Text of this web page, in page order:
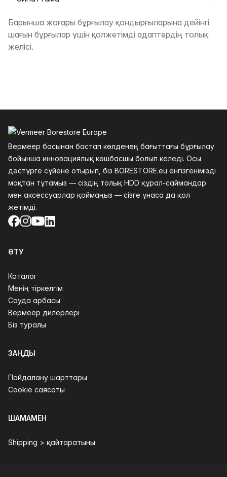
Сипаттама
Барынша жоғары бұрғылау қондырғыларына дейінгі
шағын бұрғылар үшін қолжетімді адаптердің толық
желісі.
Вермеер басынан бастап көлденең бағыттағы бұрғылау
бойынша инновациялық көшбасшы болып келеді. Осы
дәстүрге сүйене отырып, біз BORESTORE.eu енгізгенімізді
мақтан тұтамыз — сіздің толық HDD құрал-саймандар
мен аксессуарлар қоймаңыз — сізге ұнаса да қол
жетімді.
Facebook
Instagram
YouTube
LinkedIn
ӨТУ
Каталог
Менің тіркелгім
Сауда арбасы
Вермеер дилерлері
Біз туралы
ЗАҢДЫ
Пайдалану шарттары
Cookie саясаты
ШАМАМЕН
Shipping > қайтаратыны